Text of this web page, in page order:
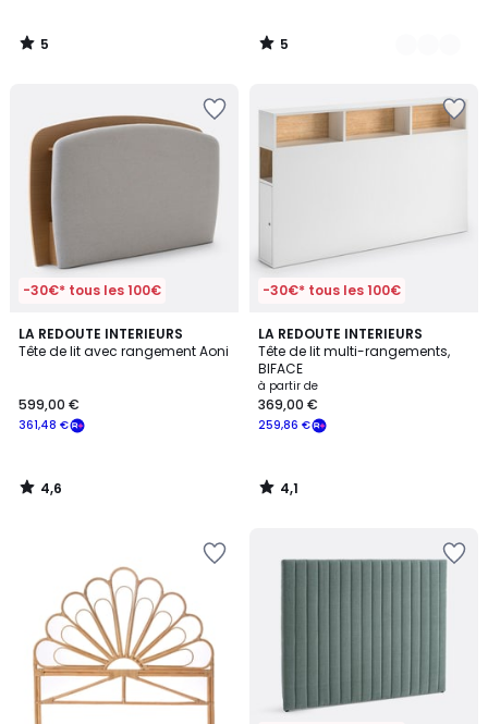
5
/
5
/
-30€* tous les 100€
LA REDOUTE INTERIEURS
Tête de lit avec rangement Aoni
361,48 €
599,00 €
4,6
/ 5
4,6
/
-30€* tous les 100€
LA REDOUTE INTERIEURS
Tête de lit multi-rangements,
BIFACE
à partir de
259,86 €
369,00 €
4,1
/ 5
4,1
/